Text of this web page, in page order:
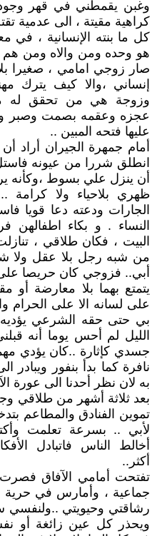
وغبن يقمطني في قهر
كراهية مقيتة ، الى عدمية
كل ما بنته الإنسانية ،
هو وحده ومن والاه ومن هم
صار زوجي امامي ، صغيرا
إنساني ،والا كيف يترك
وزوجة هي من تحقق له
عجزه وعقمه بصمت وصبر
عليها فتحه المبين ..
أمام جمهرة الجيران أراد
انطلق شررا من عيونه
أن ينزل علي بسوط ،وكأنه
ظهري بلاحياء ولا
الجارات ودعته دعا قويا
النساء . و بكاء اطفالهن
البيت ، فكان طلاقي ،
من شبه رجل بلا عقل ولا
أبي.. فزوجي كان حريصا على
يتمتع بهما بلا معارضة أو
على لسانه الا على الحرام
بي حتى حقه الشرعي
الليل لم أحس يوما أنه
جسدي كإثارة ..كان يؤدي
نافرة كما بدأ بنفور
به لان نظر أحدنا الى عورة
بعد ثلاثة أشهر من طلاقي
تموين الفنادق والمطاعم
لأبي .. بسرعة تعلمت
أخالط الناس فاتبادل
أكثر..
تفتحت أمامي الآفاق
جماعية ، وأمارس في
رشاقتي وحيويتي ..ولنفسي
ويحذر كل عين زائغة أو